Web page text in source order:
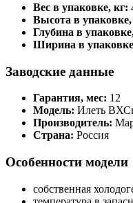
Вес в упаковке, кг:
Высота в
Глубина в
Ширина в
Заводские данные
Гарантия, мес: 12
Модель: Илеть
Производитель:
Страна: Россия
Особенности модели
собственная